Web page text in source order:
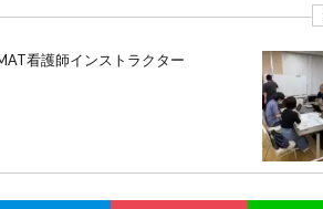
看護師インストラクター